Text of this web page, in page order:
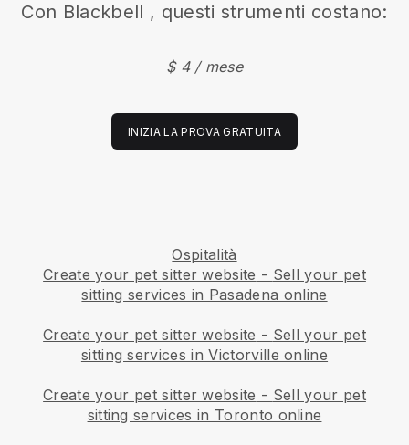
Con Blackbell , questi strumenti costano:
$ 4 / mese
INIZIA LA PROVA GRATUITA
Ospitalità
Create your pet sitter website - Sell your pet
sitting services in Pasadena online
Create your pet sitter website - Sell your pet
sitting services in Victorville online
Create your pet sitter website - Sell your pet
sitting services in Toronto online